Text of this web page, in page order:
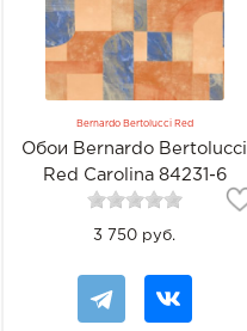
Bernardo Bertolucci Red
Обои Bernardo Bertolucci
Red Carolina 84231-6
3 750 руб.